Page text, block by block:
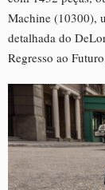
Machine (10300),
detalhada do
Regresso ao